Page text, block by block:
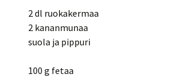
2 dl ruokakermaa
2 kananmunaa
suola ja pippuri
100 g fetaa